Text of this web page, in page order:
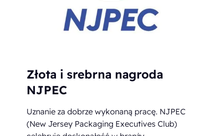
Złota i srebrna nagroda
NJPEC
Uznanie za dobrze wykonaną pracę. NJPEC
(New Jersey Packaging Executives Club)